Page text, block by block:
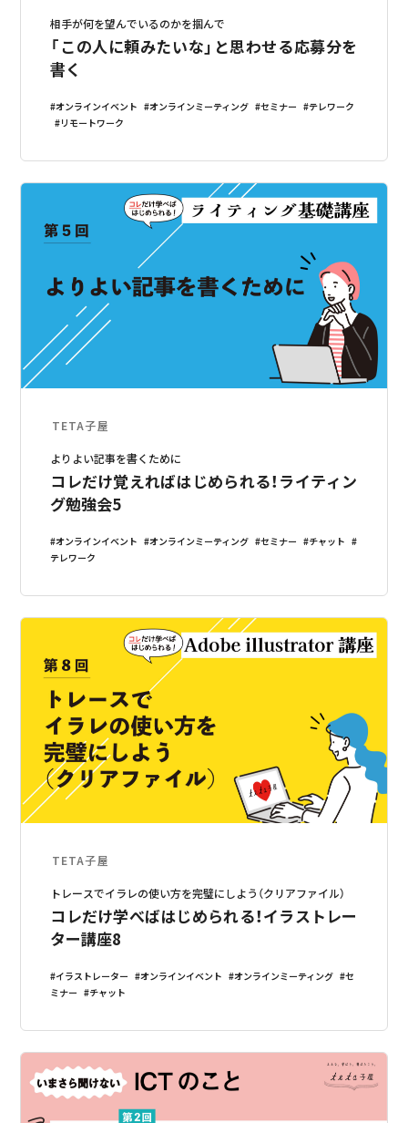
相手が何を望んでいるのかを掴んで
「この人に頼みたいな」と思わせる応募分を
書く
オンラインイベント オンラインミーティング セミナー
テレワーク
リモートワーク
TETA子屋
よりよい記事を書くために
コレだけ覚えればはじめられる！ライティン
グ勉強会5
オンラインイベント オンラインミーティング セミナー
チャット
テレワーク
TETA子屋
トレースでイラレの使い方を完璧にしよう（クリアファイル）
コレだけ学べばはじめられる！イラストレー
ター講座8
イラストレーター オンラインイベント オンラインミーティング
セ
ミナー
チャット